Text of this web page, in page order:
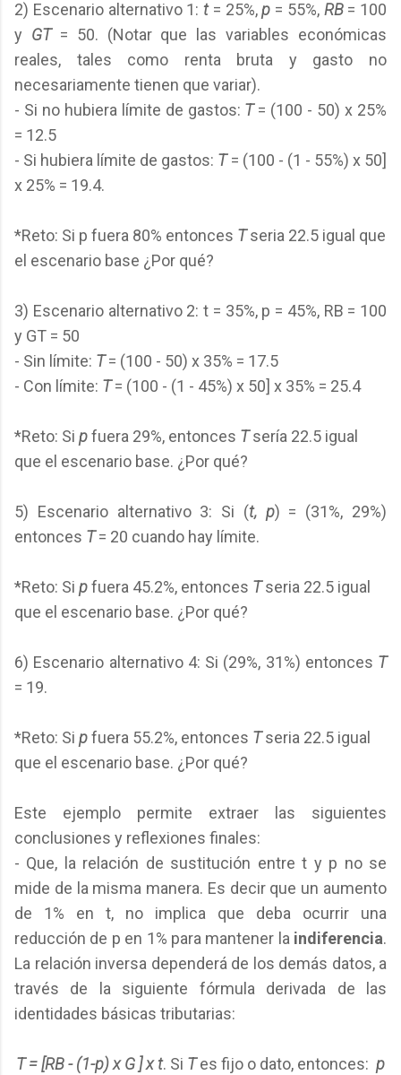
2) Escenario alternativo 1: t = 25%,p = 55%, RB = 100
y GT= 50. (Notar que las variables económicas
reales, tales como renta bruta y gasto no
necesariamente tienen que variar).
- Si no hubiera límite de gastos: T= (100 - 50) x 25%
= 12.5
- Si hubiera límite de gastos: T= (100 - (1 - 55%) x 50]
x 25% = 19.4.
*Reto: Si p fuera 80% entonces Tseria 22.5 igual que
el escenario base ¿Por qué?
3) Escenario alternativo 2: t = 35%, p = 45%, RB = 100
y GT = 50
- Sin límite: T= (100 - 50) x 35% = 17.5
- Con límite: T= (100 - (1 - 45%) x 50] x 35% = 25.4
*Reto: Si pfuera 29%, entonces Tsería 22.5 igual
que el escenario base. ¿Por qué?
5) Escenario alternativo 3: Si (t, p) = (31%, 29%)
entonces T= 20 cuando hay límite.
*Reto: Si pfuera 45.2%, entonces Tseria 22.5 igual
que el escenario base. ¿Por qué?
6) Escenario alternativo 4: Si (29%, 31%) entonces T
= 19.
*Reto: Si pfuera 55.2%, entonces Tseria 22.5 igual
que el escenario base. ¿Por qué?
Este ejemplo permite extraer las siguientes
conclusiones y reflexiones finales:
- Que, la relación de sustitución entre t y p no se
mide de la misma manera. Es decir que un aumento
de 1% en t, no implica que deba ocurrir una
reducción de p en 1% para mantener la indiferencia.
La relación inversa dependerá de los demás datos, a
través de la siguiente fórmula derivada de las
identidades básicas tributarias:
T = [RB - (1-p) x G ] x t. Si Tes fijo o dato, entonces: p